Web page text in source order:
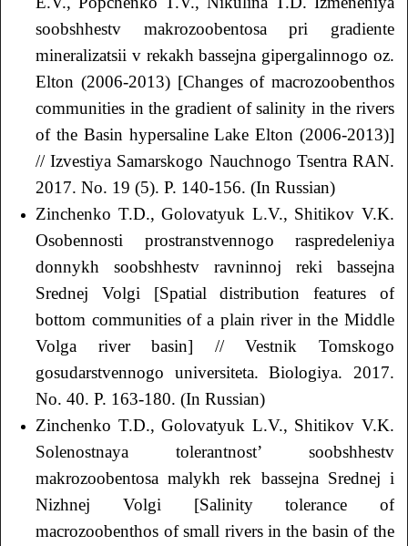
soobshhestv makrozoobentosa pri gradiente
mineralizatsii v rekakh bassejna gipergalinnogo oz.
Elton (2006-2013) [Changes of macrozoobenthos
communities in the gradient of salinity in the rivers
of the Basin hypersaline Lake Elton (2006-2013)]
// Izvestiya Samarskogo Nauchnogo Tsentra RAN.
2017. No. 19 (5). P. 140-156. (In Russian)
Zinchenko T.D., Golovatyuk L.V., Shitikov V.K.
Osobennosti prostranstvennogo raspredeleniya
donnykh soobshhestv ravninnoj reki bassejna
Srednej Volgi [Spatial distribution features of
bottom communities of a plain river in the Middle
Volga river basin] // Vestnik Tomskogo
gosudarstvennogo universiteta. Biologiya. 2017.
No. 40. P. 163-180. (In Russian)
Zinchenko T.D., Golovatyuk L.V., Shitikov V.K.
Solenostnaya tolerantnost’ soobshhestv
makrozoobentosa malykh rek bassejna Srednej i
Nizhnej Volgi [Salinity tolerance of
macrozoobenthos of small rivers in the basin of the